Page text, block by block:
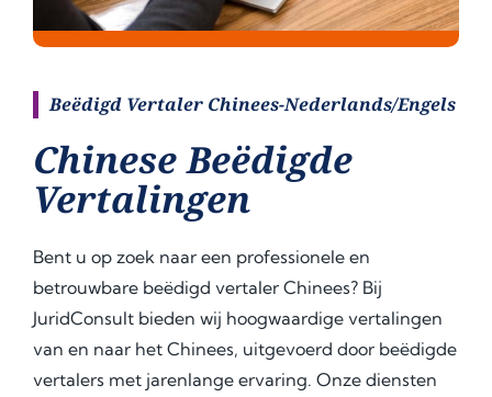
Beëdigd Vertaler Chinees-Nederlands/Engels
Chinese Beëdigde
Vertalingen
Bent u op zoek naar een professionele en
betrouwbare beëdigd vertaler Chinees? Bij
JuridConsult bieden wij hoogwaardige vertalingen
van en naar het Chinees, uitgevoerd door beëdigde
vertalers met jarenlange ervaring. Onze diensten